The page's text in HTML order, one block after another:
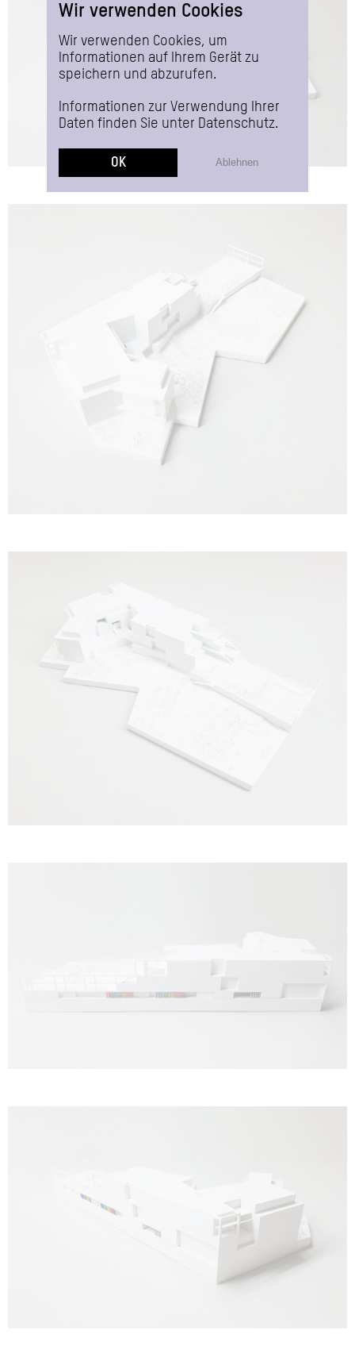
Wir verwenden Cookies
Wir verwenden Cookies, um
Informationen auf Ihrem Gerät zu
speichern und abzurufen.
Informationen zur Verwendung Ihrer
Daten finden Sie unter
Datenschutz.
OK Ablehnen